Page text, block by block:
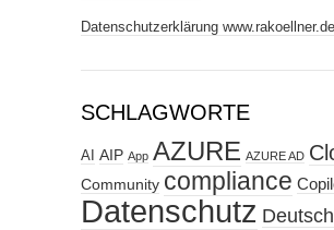
Datenschutzerklärung www.rakoellner.de
SCHLAGWORTE
AI AIP App AZURE AZURE AD
Community compliance
Datenschutz